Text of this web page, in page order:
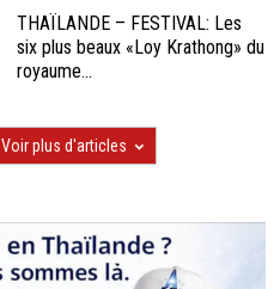
THAÏLANDE – FESTIVAL: Les
six plus beaux «Loy Krathong» du
royaume...
Voir plus d'articles